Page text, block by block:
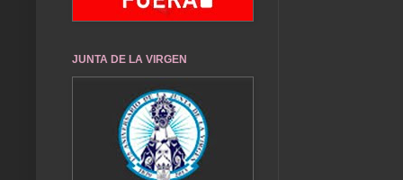
JUNTA DE LA VIRGEN